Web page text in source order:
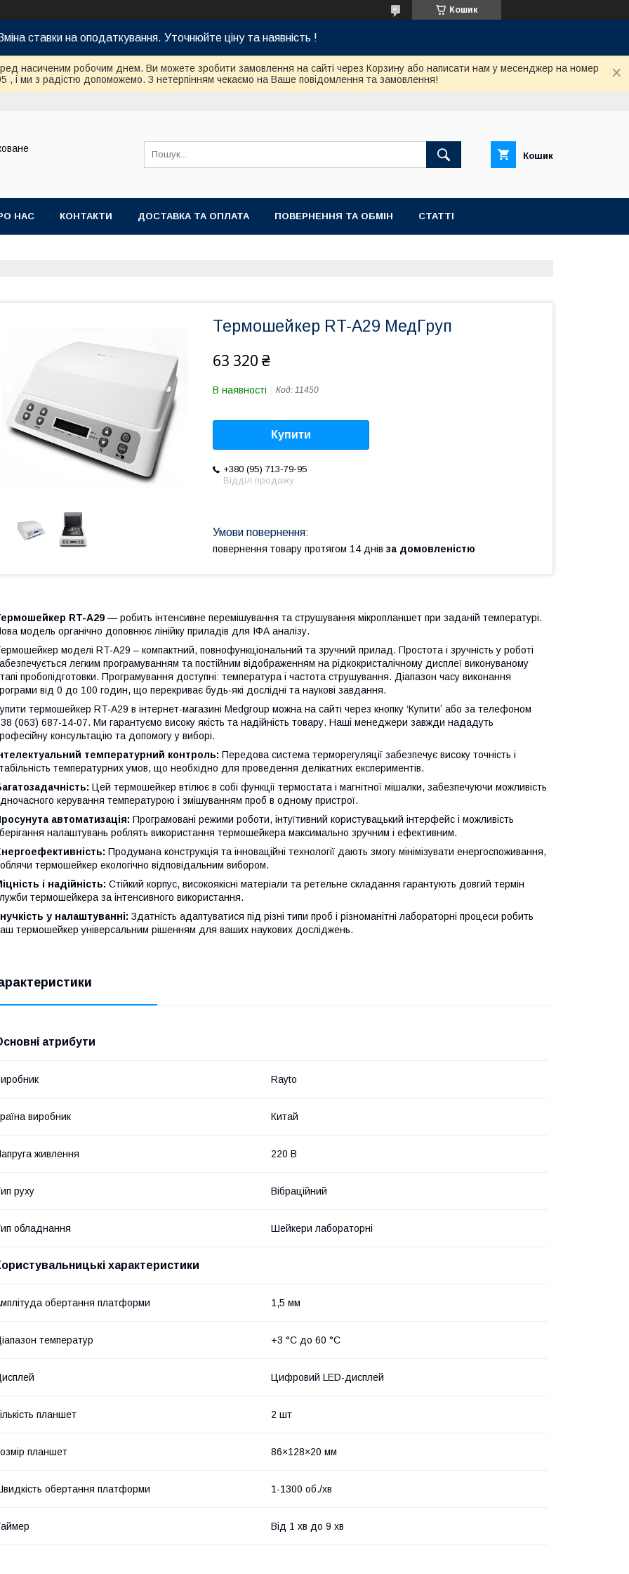
Кошик
ставки на оподаткування. Уточнюйте ціну та наявність !
насиченим робочим днем. Ви можете зробити замовлення на сайті через Корзину або написати нам у месенджер на номер
, і ми з радістю допоможемо. З нетерпінням чекаємо на Ваше повідомлення та замовлення!
Кошик
НАС КОНТАКТИ ДОСТАВКА ТА ОПЛАТА ПОВЕРНЕННЯ ТА ОБМІН СТАТТІ
Термошейкер RT-A29 МедГруп
63 320 ₴
В наявності Код: 11450
Купити
+380 (95) 713-79-95
Відділ продажу
повернення товару протягом 14 днів за домовленістю
RT-A29 — робить інтенсивне перемішування та струшування мікропланшет при заданій температурі.
модель органічно доповнює лінійку приладів для ІФА аналізу.
моделі RT-A29 – компактний, повнофункціональний та зручний прилад. Простота і зручність у роботі
легким програмуванням та постійним відображенням на рідкокристалічному дисплеї виконуваному
пробопідготовки. Програмування доступні: температура і частота струшування. Діапазон часу виконання
від 0 до 100 годин, що перекриває будь-які дослідні та наукові завдання.
термошейкер RT-A29 в інтернет-магазині Medgroup можна на сайті через кнопку ‘Купитиʼ або за телефоном
(063) 687-14-07. Ми гарантуємо високу якість та надійність товару. Наші менеджери завжди нададуть
консультацію та допомогу у виборі.
температурний контроль: Передова система терморегуляції забезпечує високу точність і
температурних умов, що необхідно для проведення делікатних експериментів.
Цей термошейкер втілює в собі функції термостата і магнітної мішалки, забезпечуючи можливість
керування температурою і змішуванням проб в одному пристрої.
автоматизація: Програмовані режими роботи, інтуїтивний користувацький інтерфейс і можливість
налаштувань роблять використання термошейкера максимально зручним і ефективним.
Продумана конструкція та інноваційні технології дають змогу мінімізувати енергоспоживання,
термошейкер екологічно відповідальним вибором.
і надійність: Стійкий корпус, високоякісні матеріали та ретельне складання гарантують довгий термін
термошейкера за інтенсивного використання.
у налаштуванні: Здатність адаптуватися під різні типи проб і різноманітні лабораторні процеси робить
термошейкер універсальним рішенням для ваших наукових досліджень.
атрибути
Rayto
виробник Китай
живлення 220 В
руху Вібраційний
обладнання Шейкери лабораторні
характеристики
обертання платформи 1,5 мм
температур +3 °C до 60 °C
Цифровий LED-дисплей
планшет 2 шт
планшет 86×128×20 мм
обертання платформи 1-1300 об./хв
Від 1 хв до 9 хв